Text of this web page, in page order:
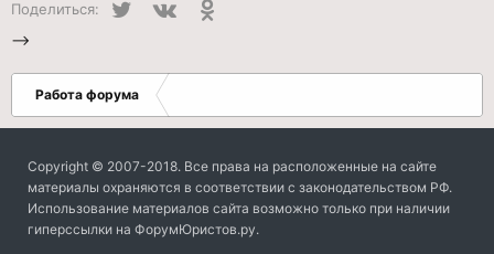
Поделиться: Twitter
-->
Работа форума
Copyright © 2007-2018. Все права на расположенные на сайте
материалы охраняются в соответствии с законодательством РФ.
Использование материалов сайта возможно только при наличии
гиперссылки на ФорумЮристов.ру.